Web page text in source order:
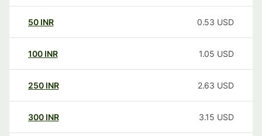
50 INR 0.53 USD
100 INR 1.05 USD
250 INR 2.63 USD
300 INR 3.15 USD